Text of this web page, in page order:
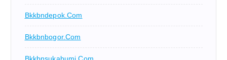
Bkkbndepok.com
Bkkbnbogor.com